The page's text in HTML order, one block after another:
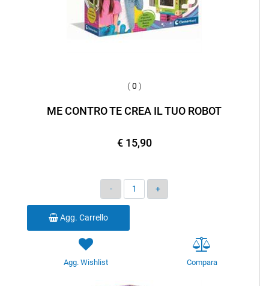
(0 )
ME CONTRO TE CREA IL TUO ROBOT
€ 15,90
Quantità
Agg. Carrello
Agg. Wishlist Compara